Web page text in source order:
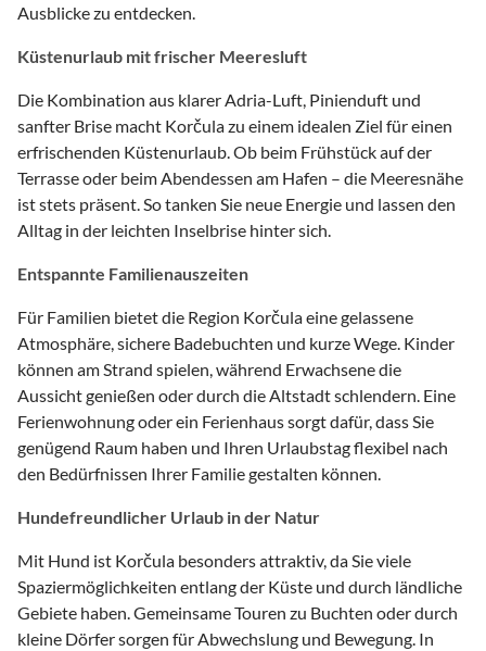
Ausblicke zu entdecken.
Küstenurlaub mit frischer Meeresluft
Die Kombination aus klarer Adria-Luft, Pinienduft und
sanfter Brise macht Korčula zu einem idealen Ziel für einen
erfrischenden Küstenurlaub. Ob beim Frühstück auf der
Terrasse oder beim Abendessen am Hafen – die Meeresnähe
ist stets präsent. So tanken Sie neue Energie und lassen den
Alltag in der leichten Inselbrise hinter sich.
Entspannte Familienauszeiten
Für Familien bietet die Region Korčula eine gelassene
Atmosphäre, sichere Badebuchten und kurze Wege. Kinder
können am Strand spielen, während Erwachsene die
Aussicht genießen oder durch die Altstadt schlendern. Eine
Ferienwohnung oder ein Ferienhaus sorgt dafür, dass Sie
genügend Raum haben und Ihren Urlaubstag flexibel nach
den Bedürfnissen Ihrer Familie gestalten können.
Hundefreundlicher Urlaub in der Natur
Mit Hund ist Korčula besonders attraktiv, da Sie viele
Spaziermöglichkeiten entlang der Küste und durch ländliche
Gebiete haben. Gemeinsame Touren zu Buchten oder durch
kleine Dörfer sorgen für Abwechslung und Bewegung. In